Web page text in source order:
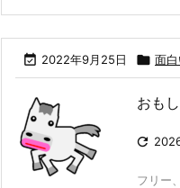
 2022年9月25日  面
おも

フリー